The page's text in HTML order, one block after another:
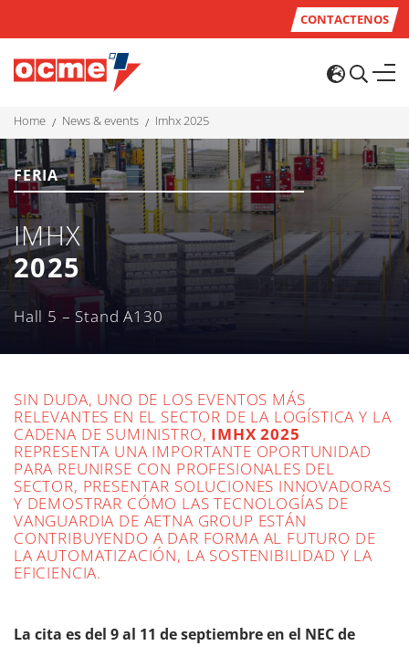
CONTACTENOS
home news & events imhx 2025
FERIA
IMHX
2025
Hall 5 – Stand A130
SIN DUDA, UNO DE LOS EVENTOS MÁS
RELEVANTES EN EL SECTOR DE LA LOGÍSTICA Y LA
CADENA DE SUMINISTRO, IMHX 2025
REPRESENTA UNA IMPORTANTE OPORTUNIDAD
PARA REUNIRSE CON PROFESIONALES DEL
SECTOR, PRESENTAR SOLUCIONES INNOVADORAS
Y DEMOSTRAR CÓMO LAS TECNOLOGÍAS DE
VANGUARDIA DE AETNA GROUP ESTÁN
CONTRIBUYENDO A DAR FORMA AL FUTURO DE
LA AUTOMATIZACIÓN, LA SOSTENIBILIDAD Y LA
EFICIENCIA.
La cita es del 9 al 11 de septiembre en el NEC de